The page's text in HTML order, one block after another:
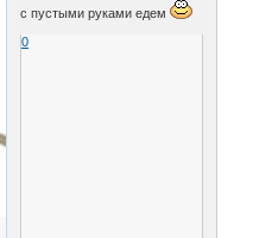
с пустыми руками едем
0